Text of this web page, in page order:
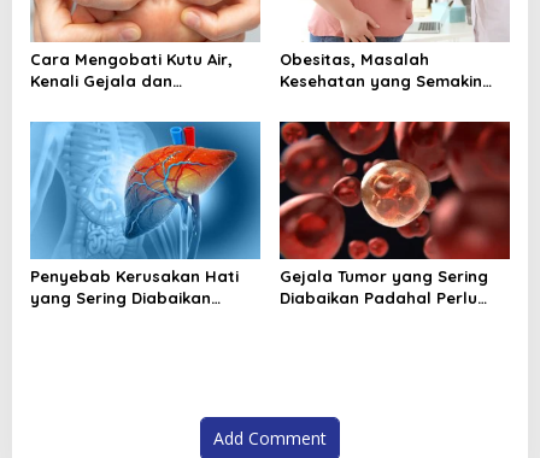
Cara Mengobati Kutu Air,
Kenali Gejala dan
Sejak Awal
Obesitas, Masalah
Kesehatan yang Semakin
Modern
Penyebab Kerusakan Hati
yang Sering Diabaikan
Gejala Tumor yang Sering
Diabaikan Padahal Perlu
Add Comment